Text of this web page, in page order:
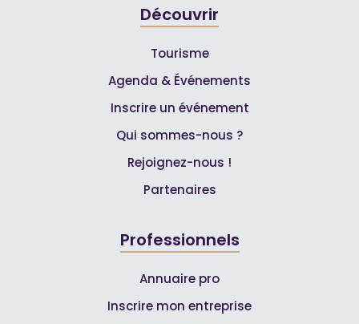
Découvrir
Tourisme
Agenda & Événements
Inscrire un événement
Qui sommes-nous ?
Rejoignez-nous !
Partenaires
Professionnels
Annuaire pro
Inscrire mon entreprise